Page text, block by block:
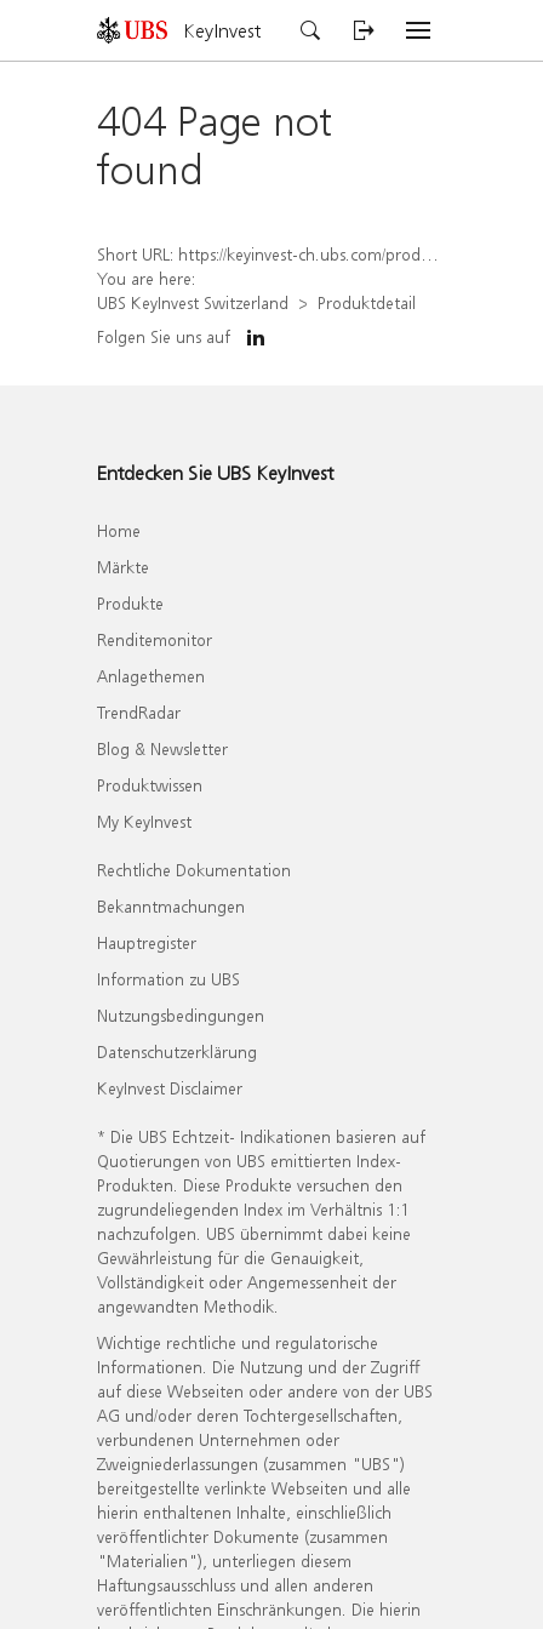
KeyInvest
404 Page not
found
Short URL: https://keyinvest-ch.ubs.com/produkt/detail/index/isin/CH1570360722
You are here:
UBS KeyInvest Switzerland
Produktdetail
Folgen Sie uns auf
Entdecken Sie UBS KeyInvest
Home
Märkte
Produkte
Renditemonitor
Anlagethemen
TrendRadar
Blog & Newsletter
Produktwissen
My KeyInvest
Rechtliche Dokumentation
Bekanntmachungen
Hauptregister
Information zu UBS
Nutzungsbedingungen
Datenschutzerklärung
KeyInvest Disclaimer
* Die UBS Echtzeit- Indikationen basieren auf
Quotierungen von UBS emittierten Index-
Produkten. Diese Produkte versuchen den
zugrundeliegenden Index im Verhältnis 1:1
nachzufolgen. UBS übernimmt dabei keine
Gewährleistung für die Genauigkeit,
Vollständigkeit oder Angemessenheit der
angewandten Methodik.
Wichtige rechtliche und regulatorische
Informationen. Die Nutzung und der Zugriff
auf diese Webseiten oder andere von der UBS
AG und/oder deren Tochtergesellschaften,
verbundenen Unternehmen oder
Zweigniederlassungen (zusammen "UBS")
bereitgestellte verlinkte Webseiten und alle
hierin enthaltenen Inhalte, einschließlich
veröffentlichter Dokumente (zusammen
"Materialien"), unterliegen diesem
Haftungsausschluss und allen anderen
veröffentlichten Einschränkungen. Die hierin